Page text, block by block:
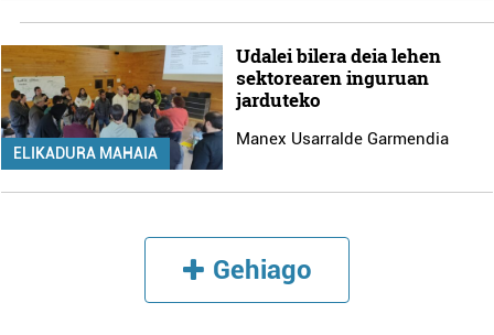
ELIKADURA MAHAIA
Udalei bilera deia lehen
sektorearen inguruan
jarduteko
Manex Usarralde Garmendia
Gehiago